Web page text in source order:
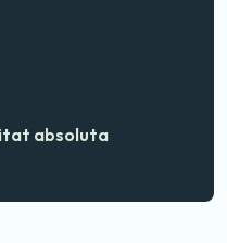
absoluta